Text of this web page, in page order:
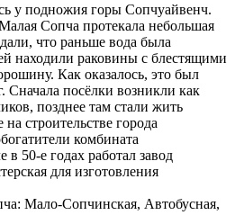
у подножия горы Сопчуайвенч.
Сопча протекала небольшая
что раньше вода была
находили раковины с блестящими
Как оказалось, это был
Сначала посёлки возникли как
позднее там стали жить
строительстве города
комбината
50-е годах работал завод
для изготовления
Мало-Сопчинская, Автобусная,